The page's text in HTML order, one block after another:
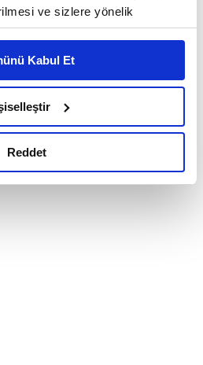
ve sizlere yönelik
yapılması, amaçlarıyla
çerez paneli vasıtasıyla
ilişkin detaylı bilgi için
Çerez Bilgilendirme
kapsamında
Kabul Et
Reddet